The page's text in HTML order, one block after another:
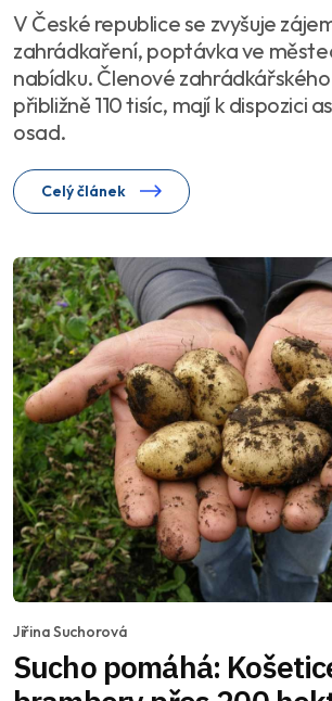
V České republice se zvyšuje
zahrádkaření, poptávka ve
nabídku. Členové
přibližně 110 tisíc, mají k dispozici
osad.
Celý článek
Jiřina Suchorová
Sucho pomáhá: